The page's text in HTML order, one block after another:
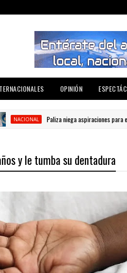
OPINIÓN
Paliza niega aspiraciones para el 2028
y le tumba su dentadura